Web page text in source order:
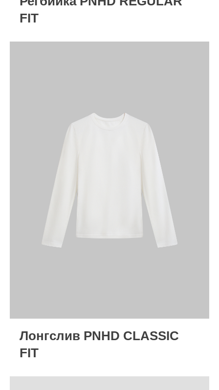
FIT
Лонгслив PNHD CLASSIC
FIT